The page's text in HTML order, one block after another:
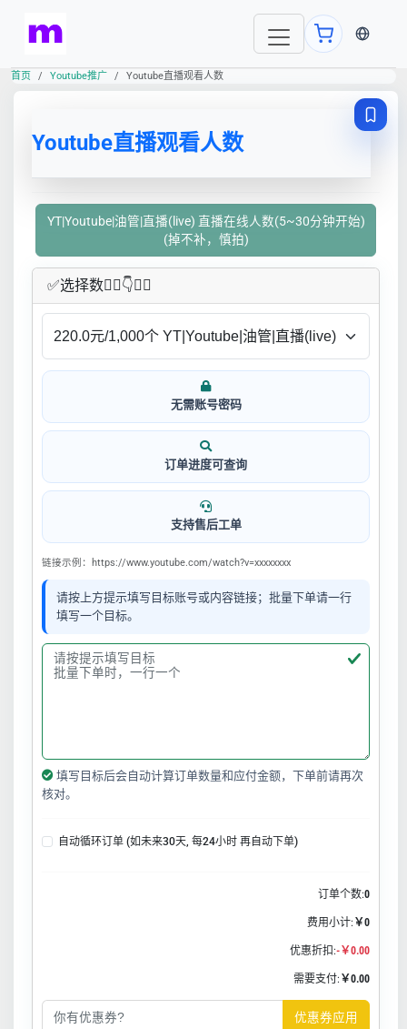
当前语
首页 Youtube推广 Youtube直播观看人数
Youtube直播观看人数
YT|Youtube|油管|直播(live) 直播在线人数(5~30分钟开始)
(掉不补，慎拍)
✅​选择数👇🏻​​👇👇🏻​​
无需账号密码
订单进度可查询
支持售后工单
链接示例：https://www.youtube.com/watch?v=xxxxxxxx
请按上方提示填写目标账号或内容链接；批量下单请一行
填写一个目标。
填写目标后会自动计算订单数量和应付金额，下单前请再次
核对。
自动循环订单 (如未来30天, 每24小时 再自动下单)
订单个数:0
费用小计: ￥0
优惠折扣:-￥0.00
需要支付: ￥0.00
优惠券应用